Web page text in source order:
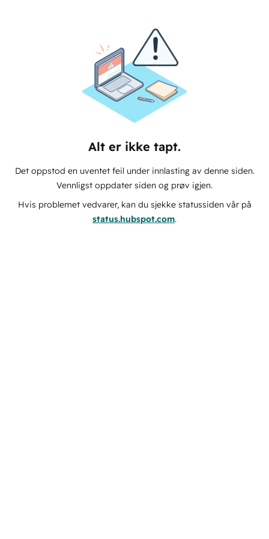
Alt er ikke tapt.
Det oppstod en uventet feil under innlasting av denne siden.
Vennligst oppdater siden og prøv igjen.
Hvis problemet vedvarer, kan du sjekke statussiden vår på
status.hubspot.com.